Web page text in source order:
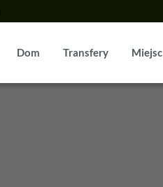
Dom Transfery Miejsc